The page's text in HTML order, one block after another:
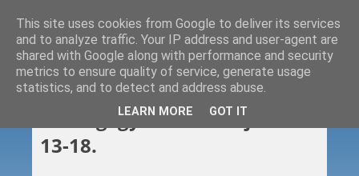
2025. 01. 18.
Hétvégi gyors – 2025. január
13-18.
This site uses cookies from Google to deliver its services
and to analyze traffic. Your IP address and user-agent are
shared with Google along with performance and security
metrics to ensure quality of service, generate usage
statistics, and to detect and address abuse.
LEARN MORE GOT IT